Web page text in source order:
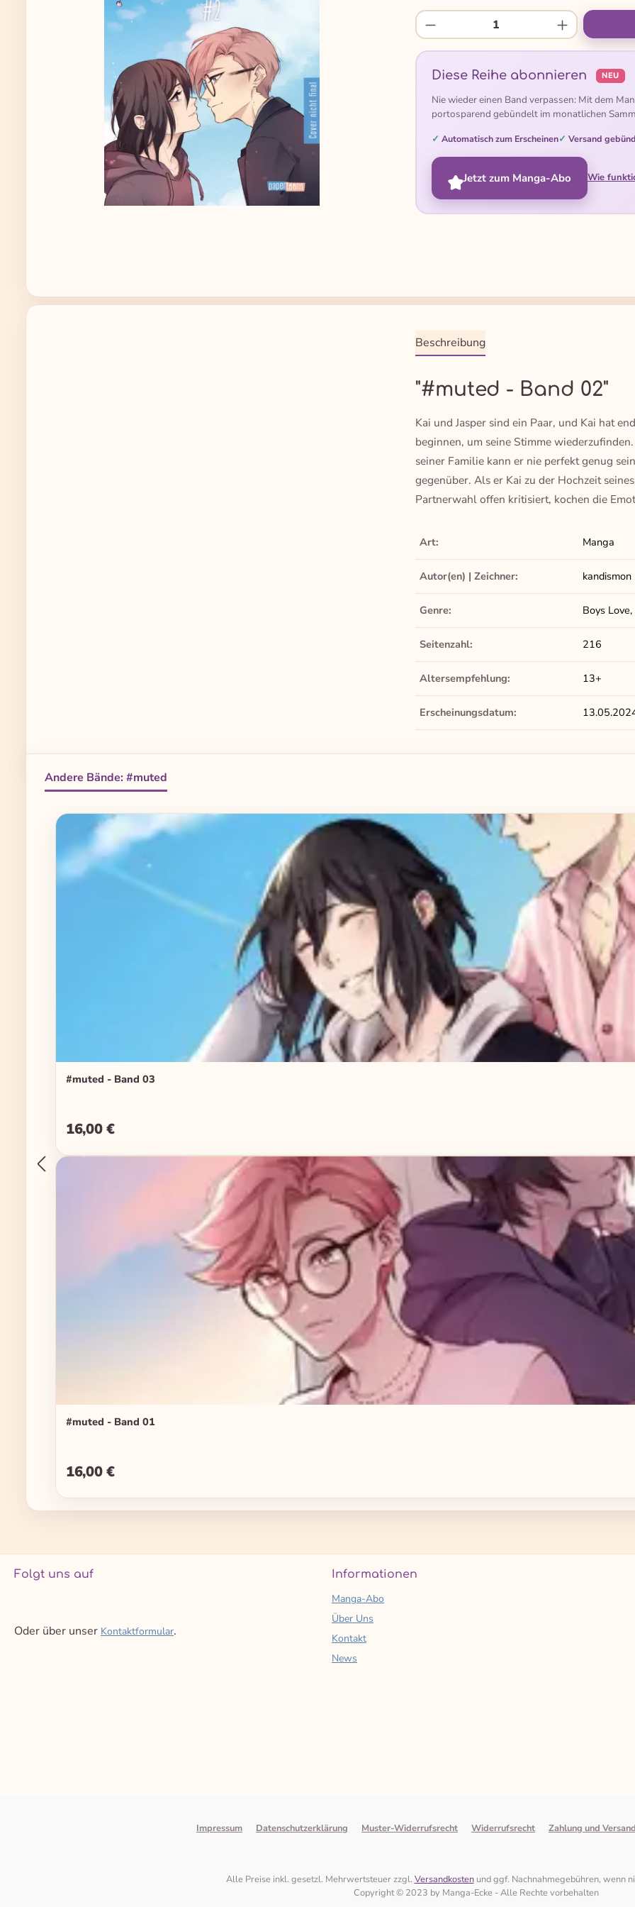
Produkt Anzahl: Gib den
Diese Reihe abonnieren NEU
Nie wieder einen Band verpassen: Mit dem
portosparend gebündelt im monatlichen
Automatisch zum Erscheinen Versand
Jetzt zum Manga-Abo Wie
Beschreibung
"#muted - Band 02"
Kai und Jasper sind ein Paar, und Kai hat
beginnen, um seine Stimme
seiner Familie kann er nie perfekt genug
gegenüber. Als er Kai zu der Hochzeit
Partnerwahl offen kritisiert, kochen die
Art: Manga
Autor(en) | Zeichner: kandismon
Genre: Boys
Seitenzahl: 216
Altersempfehlung: 13+
Erscheinungsdatum:
Andere Bände: #muted
Produktgalerie überspringen
#muted - Band 03
Regulärer Preis:
16,00 €
#muted - Band 01
Regulärer Preis:
16,00 €
Folgt uns auf
Oder über unser Kontaktformular.
Informationen
Manga-Abo
Über Uns
Kontakt
News
Impressum Datenschutzerklärung Muster-Widerrufsrecht Widerrufsrecht Zahlung und
Alle Preise inkl. gesetzl. Mehrwertsteuer zzgl. Versandkostenund ggf. Nachnahmegebühren, wenn
Copyright © 2023 by Manga-Ecke - Alle Rechte vorbehalten